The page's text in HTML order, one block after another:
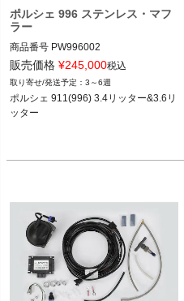
ポルシェ 996 ステンレス・マフ
ラー
商品番号 PW996002
PW996002
販売価格 ¥245,000税込
3～6週
ポルシェ 911(996) 3.4リッター&3.6リ
ッター